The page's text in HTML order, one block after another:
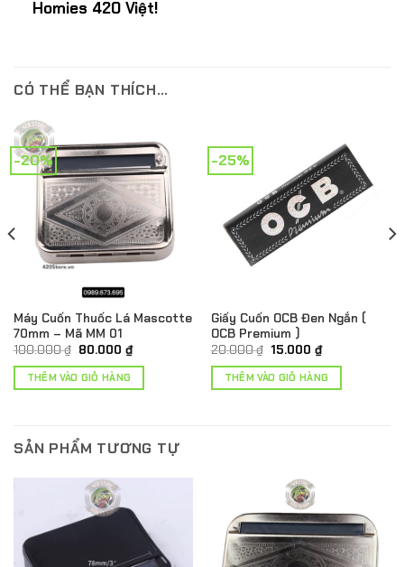
Homies 420 Việt!
CÓ THỂ BẠN THÍCH…
-20%
Máy Cuốn Thuốc Lá Mascotte
70mm – Mã MM 01
100.000₫ Giá
là:
100.000 ₫.
80.000 ₫Giá
hiện
tại
THÊM VÀO GIỎ HÀNG
-25%
Giấy Cuốn OCB Đen Ngắn (
OCB Premium )
20.000₫ Giá
là:
20.000 ₫.
15.000 ₫Giá
hiện
tại
là:
THÊM VÀO GIỎ HÀNG
SẢN PHẨM TƯƠNG TỰ